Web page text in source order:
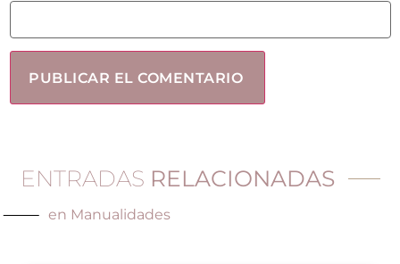
ENTRADAS RELACIONADAS
en Manualidades